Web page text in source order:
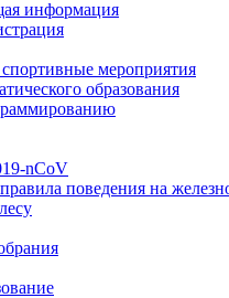
информация
мероприятия
образования
nCoV
поведения на